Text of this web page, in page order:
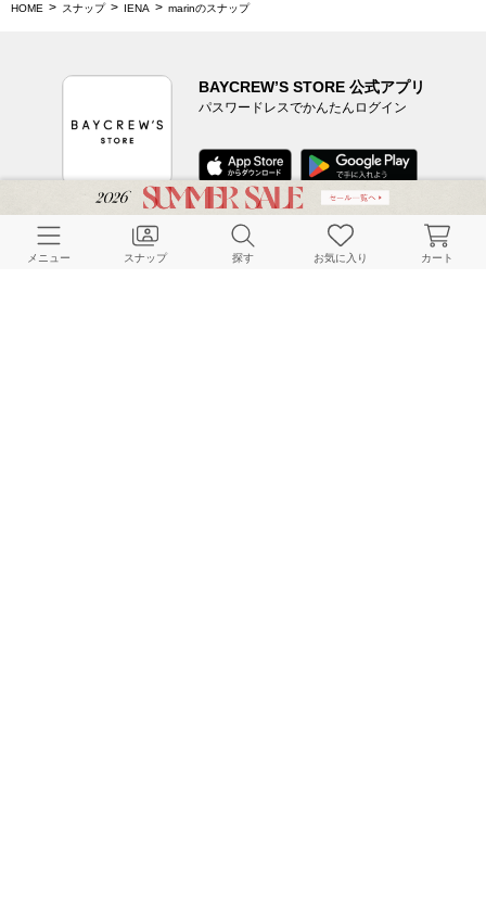
HOME スナップ IENA marinのスナップ
BAYCREW’S STORE 公式アプリ
パスワードレスでかんたんログイン
CUSTOMER SERVICE
メニュー スナップ 探す お気に入り カート